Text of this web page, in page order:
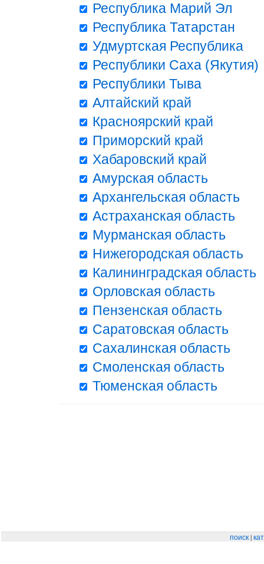
Республика Марий Эл
Республика Татарстан
Удмуртская Республика
Республики Саха (Якутия)
Республики Тыва
Алтайский край
Красноярский край
Приморский край
Хабаровский край
Амурская область
Архангельская область
Астраханская область
Мурманская область
Нижегородская область
Калининградская область
Орловская область
Пензенская область
Саратовская область
Сахалинская область
Смоленская область
Тюменская область
поиск|